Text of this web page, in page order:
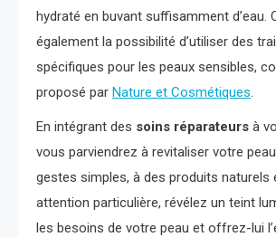
hydraté en buvant suffisamment d’eau.
également la possibilité d’utiliser des
spécifiques pour les peaux sensibles,
proposé par Nature et Cosmétiques.
En intégrant des soins réparateurs à
vous parviendrez à revitaliser votre
gestes simples, à des produits naturels
attention particulière, révélez un teint
les besoins de votre peau et offrez-lui